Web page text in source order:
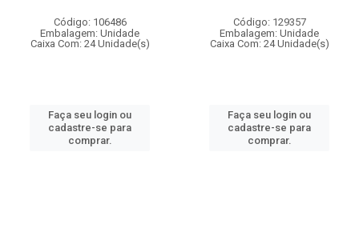
Código: 106486
Embalagem: Unidade
Caixa Com: 24 Unidade(s)
Faça seu login ou
cadastre-se para
comprar.
Código: 129357
Embalagem: Unidade
Caixa Com: 24 Unidade(s)
Faça seu login ou
cadastre-se para
comprar.